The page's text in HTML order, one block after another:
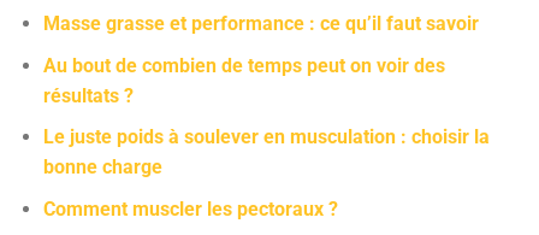
Masse grasse et performance : ce qu’il faut savoir
Au bout de combien de temps peut on voir des
résultats ?
Le juste poids à soulever en musculation : choisir la
bonne charge
Comment muscler les pectoraux ?